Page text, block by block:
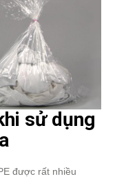
sử dụng
được rất nhiều